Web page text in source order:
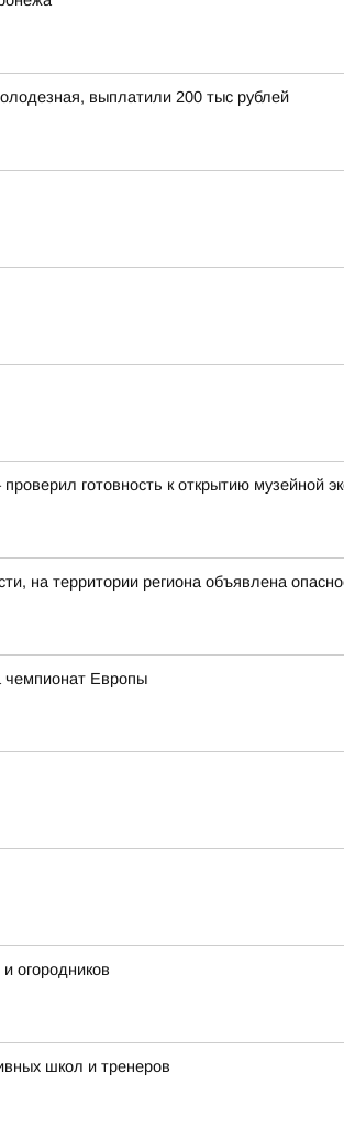
выплатили 200 тыс рублей
готовность к открытию музейной
на территории региона объявлена
чемпионат Европы
огородников
школ и тренеров